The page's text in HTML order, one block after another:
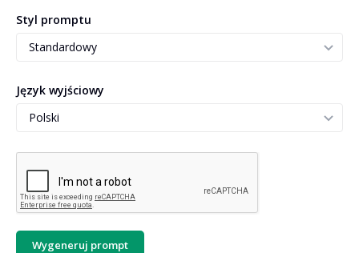
Styl promptu
Język wyjściowy
Wygeneruj prompt